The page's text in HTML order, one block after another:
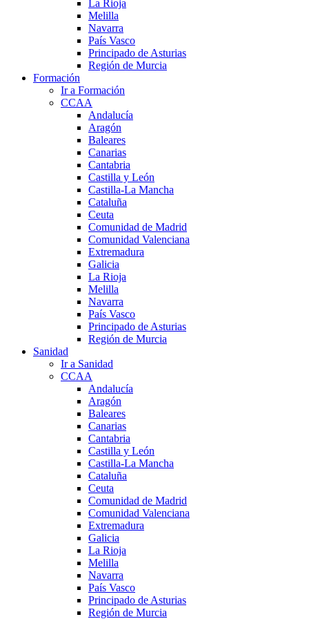
La Rioja
Melilla
Navarra
País Vasco
Principado de Asturias
Región de Murcia
Formación
Ir a Formación
CCAA
Andalucía
Aragón
Baleares
Canarias
Cantabria
Castilla y León
Castilla-La Mancha
Cataluña
Ceuta
Comunidad de Madrid
Comunidad Valenciana
Extremadura
Galicia
La Rioja
Melilla
Navarra
País Vasco
Principado de Asturias
Región de Murcia
Sanidad
Ir a Sanidad
CCAA
Andalucía
Aragón
Baleares
Canarias
Cantabria
Castilla y León
Castilla-La Mancha
Cataluña
Ceuta
Comunidad de Madrid
Comunidad Valenciana
Extremadura
Galicia
La Rioja
Melilla
Navarra
País Vasco
Principado de Asturias
Región de Murcia